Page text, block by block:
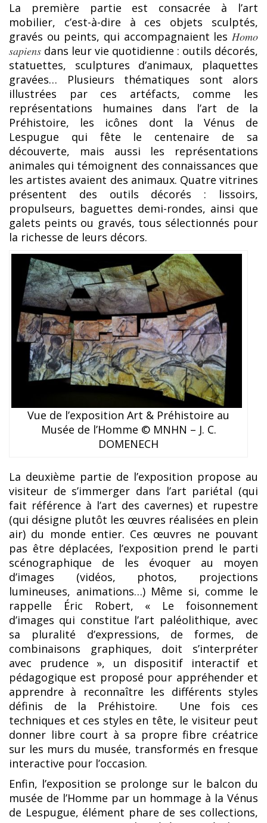
La première partie est consacrée à l’art
mobilier, c’est-à-dire à ces objets sculptés,
gravés ou peints, qui accompagnaient les Homo
sapiens dans leur vie quotidienne : outils décorés,
statuettes, sculptures d’animaux, plaquettes
gravées… Plusieurs thématiques sont alors
illustrées par ces artéfacts, comme les
représentations humaines dans l’art de la
Préhistoire, les icônes dont la Vénus de
Lespugue qui fête le centenaire de sa
découverte, mais aussi les représentations
animales qui témoignent des connaissances que
les artistes avaient des animaux. Quatre vitrines
présentent des outils décorés : lissoirs,
propulseurs, baguettes demi-rondes, ainsi que
galets peints ou gravés, tous sélectionnés pour
la richesse de leurs décors.
Vue de l’exposition Art & Préhistoire au
Musée de l’Homme © MNHN – J. C.
DOMENECH
La deuxième partie de l’exposition propose au
visiteur de s’immerger dans l’art pariétal (qui
fait référence à l’art des cavernes) et rupestre
(qui désigne plutôt les œuvres réalisées en plein
air) du monde entier. Ces œuvres ne pouvant
pas être déplacées, l’exposition prend le parti
scénographique de les évoquer au moyen
d’images (vidéos, photos, projections
lumineuses, animations…) Même si, comme le
rappelle Éric Robert, « Le foisonnement
d’images qui constitue l’art paléolithique, avec
sa pluralité d’expressions, de formes, de
combinaisons graphiques, doit s’interpréter
avec prudence », un dispositif interactif et
pédagogique est proposé pour appréhender et
apprendre à reconnaître les différents styles
définis de la Préhistoire. Une fois ces
techniques et ces styles en tête, le visiteur peut
donner libre court à sa propre fibre créatrice
sur les murs du musée, transformés en fresque
interactive pour l’occasion.
Enfin, l’exposition se prolonge sur le balcon du
musée de l’Homme par un hommage à la Vénus
de Lespugue, élément phare de ses collections,